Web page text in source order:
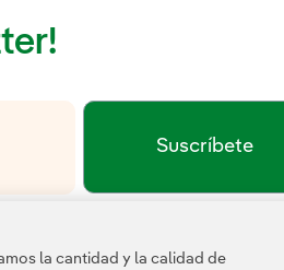
Suscríbete
de privacidady los Términos de servicio
la cantidad y la calidad de